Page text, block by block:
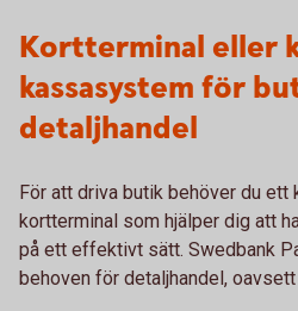
Kortterminal eller
kassasystem för
detaljhandel
För att driva butik behöver du ett
kortterminal som hjälper dig att
på ett effektivt sätt. Swedbank
behoven för detaljhandel,